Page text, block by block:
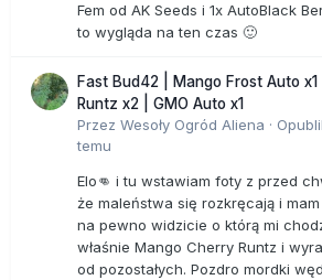
Fem od AK Seeds i 1x AutoBlack
to wygląda na ten czas 🙂
Fast Bud42 | Mango Frost Auto
Runtz x2 | GMO Auto x1
Przez Wesoły Ogród Aliena ·
temu
Elo👊 i tu wstawiam foty z przed
że maleństwa się rozkręcają i
na pewno widzicie o którą mi
właśnie Mango Cherry Runtz i
od pozostałych. Pozdro mordki